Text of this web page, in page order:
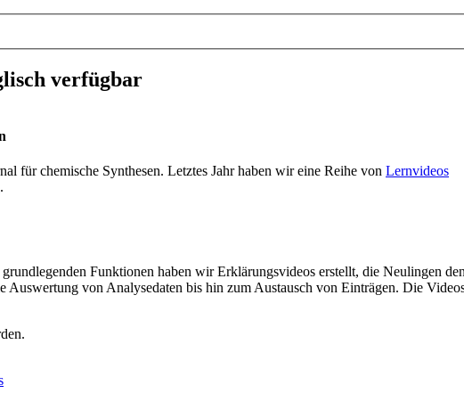
verfügbar
für chemische Synthesen. Letztes Jahr haben wir eine Reihe von Lernvideos
.
Funktionen haben wir Erklärungsvideos erstellt, die Neulingen
von Analysedaten bis hin zum Austausch von Einträgen. Die